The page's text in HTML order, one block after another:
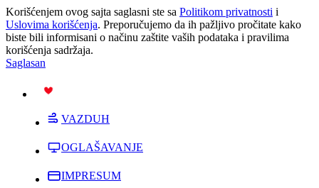
Korišćenjem ovog sajta saglasni ste sa Politikom privatnosti i
Uslovima korišćenja. Preporučujemo da ih pažljivo pročitate kako
biste bili informisani o načinu zaštite vaših podataka i pravilima
korišćenja sadržaja.
Saglasan
VAZDUH
OGLAŠAVANJE
IMPRESUM